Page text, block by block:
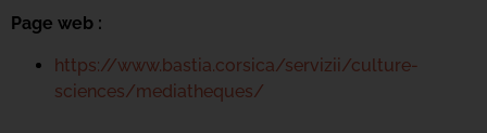
Page web :
https://www.bastia.corsica/servizii/culture-
sciences/mediatheques/